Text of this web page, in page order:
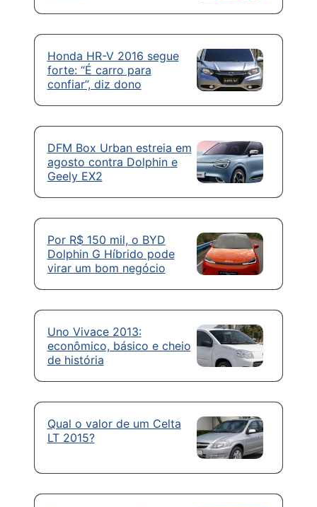
Honda HR-V 2016 segue
forte: “É carro para
confiar”, diz dono
DFM Box Urban estreia em
agosto contra Dolphin e
Geely EX2
Por R$ 150 mil, o BYD
Dolphin G Híbrido pode
virar um bom negócio
Uno Vivace 2013:
econômico, básico e cheio
de história
Qual o valor de um Celta
LT 2015?